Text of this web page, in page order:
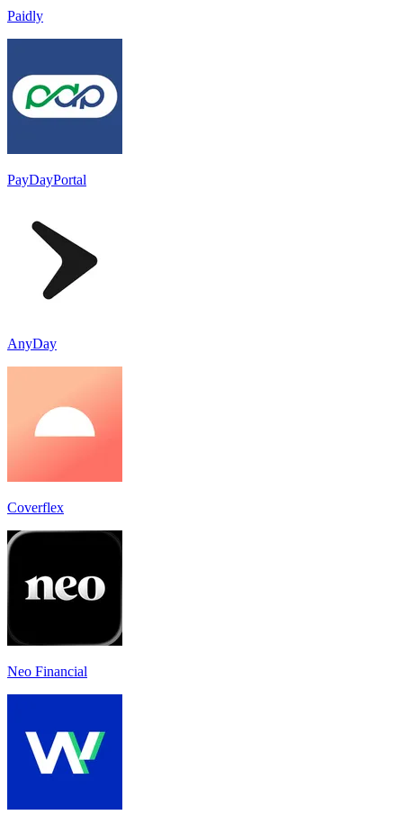
Paidly
PayDayPortal
AnyDay
Coverflex
Neo Financial